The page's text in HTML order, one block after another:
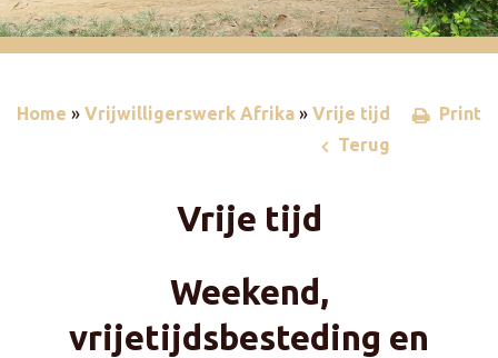
Home » Vrijwilligerswerk Afrika » Vrije tijd
Print
Terug
Vrije tijd
Weekend,
vrijetijdsbesteding en